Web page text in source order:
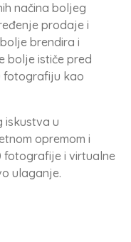
načina boljeg
prodaje i
brendira i
bolje ističe pred
fotografiju kao
iskustva u
opremom i
fotografije i virtualne
ulaganje.